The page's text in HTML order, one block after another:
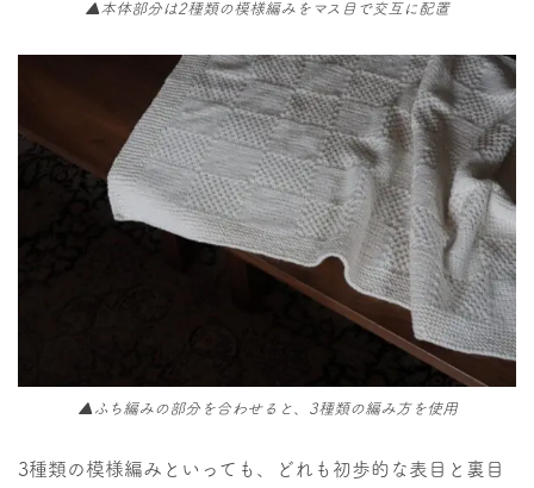
▲本体部分は2種類の模様編みをマス目で交互に配置
▲ふち編みの部分を合わせると、3種類の編み方を使用
3種類の模様編みといっても、どれも初歩的な表目と裏目